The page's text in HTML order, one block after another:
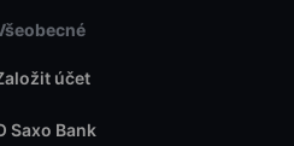
účet
Saxo Bank